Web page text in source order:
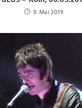
9. Mai 2019